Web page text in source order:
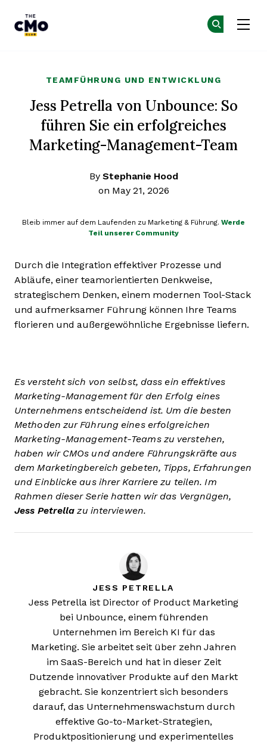
TEAMFÜHRUNG UND ENTWICKLUNG
Jess Petrella von Unbounce: So
führen Sie ein erfolgreiches
Marketing-Management-Team
By Stephanie Hood
on May 21, 2026
Bleib immer auf dem Laufenden zu Marketing & Führung. Werde
Teil unserer Community
Durch die Integration effektiver Prozesse und
Abläufe, einer teamorientierten Denkweise,
strategischem Denken, einem modernen Tool-Stack
und aufmerksamer Führung können Ihre Teams
florieren und außergewöhnliche Ergebnisse liefern.
Es versteht sich von selbst, dass ein effektives
Marketing-Management für den Erfolg eines
Unternehmens entscheidend ist. Um die besten
Methoden zur Führung eines erfolgreichen
Marketing-Management-Teams zu verstehen,
haben wir CMOs und andere Führungskräfte aus
dem Marketingbereich gebeten, Tipps, Erfahrungen
und Einblicke aus ihrer Karriere zu teilen. Im
Rahmen dieser Serie hatten wir das Vergnügen,
Jess Petrella zu interviewen.
JESS PETRELLA
Jess Petrella ist Director of Product Marketing
bei Unbounce, einem führenden
Unternehmen im Bereich KI für das
Marketing. Sie arbeitet seit über zehn Jahren
im SaaS-Bereich und hat in dieser Zeit
Dutzende innovativer Produkte auf den Markt
gebracht. Sie konzentriert sich besonders
darauf, das Unternehmenswachstum durch
effektive Go-to-Market-Strategien,
Produktpositionierung und experimentelles